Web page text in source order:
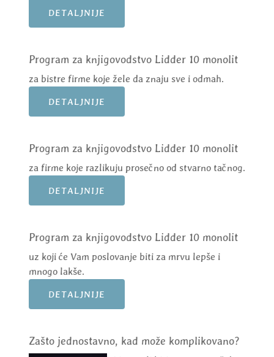
DETALJNIJE
Program za knjigovodstvo Lidder 10 monolit
za bistre firme koje žele da znaju sve i odmah.
DETALJNIJE
Program za knjigovodstvo Lidder 10 monolit
za firme koje razlikuju prosečno od stvarno tačnog.
DETALJNIJE
Program za knjigovodstvo Lidder 10 monolit
uz koji će Vam poslovanje biti za mrvu lepše i
mnogo lakše.
DETALJNIJE
Zašto jednostavno, kad može komplikovano?